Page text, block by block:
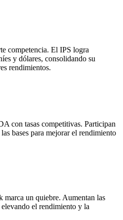
competencia. El IPS logra
y dólares, consolidando su
rendimientos.
con tasas competitivas. Participan
bases para mejorar el rendimiento
marca un quiebre. Aumentan las
el rendimiento y la